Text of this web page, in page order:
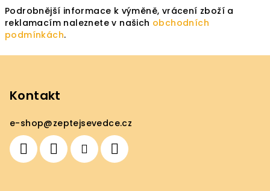
Podrobnější informace k výměně, vrácení zboží a
reklamacím naleznete v našich obchodních
podmínkách.
Kontakt
e-shop@zeptejsevedce.cz